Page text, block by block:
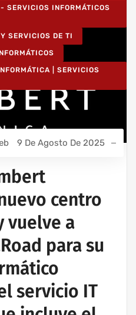
SERVICIOS INFORMÁTICOS
SERVICIOS DE TI
| SERVICIOS
9 De Agosto De 2025
centro
vuelve a
para su
servicio IT